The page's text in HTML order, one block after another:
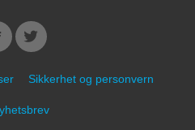
Sikkerhet og personvern